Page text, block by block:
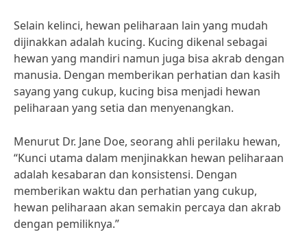
Selain kelinci, hewan peliharaan lain yang mudah
dijinakkan adalah kucing. Kucing dikenal sebagai
hewan yang mandiri namun juga bisa akrab dengan
manusia. Dengan memberikan perhatian dan kasih
sayang yang cukup, kucing bisa menjadi hewan
peliharaan yang setia dan menyenangkan.
Menurut Dr. Jane Doe, seorang ahli perilaku hewan,
“Kunci utama dalam menjinakkan hewan peliharaan
adalah kesabaran dan konsistensi. Dengan
memberikan waktu dan perhatian yang cukup,
hewan peliharaan akan semakin percaya dan akrab
dengan pemiliknya.”